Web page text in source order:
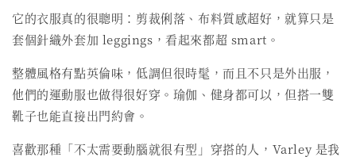
它的衣服真的很聰明：剪裁俐落、布料質感超好，就算只是
套個針織外套加 leggings，看起來都超 smart。
整體風格有點英倫味，低調但很時髦，而且不只是外出服，
他們的運動服也做得很好穿。瑜伽、健身都可以，但搭一雙
靴子也能直接出門約會。
喜歡那種「不太需要動腦就很有型」穿搭的人，Varley 是我